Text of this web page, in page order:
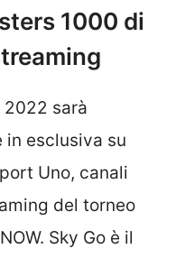
1000 di
2022 sarà
in esclusiva su
Uno, canali
del torneo
Sky Go è il